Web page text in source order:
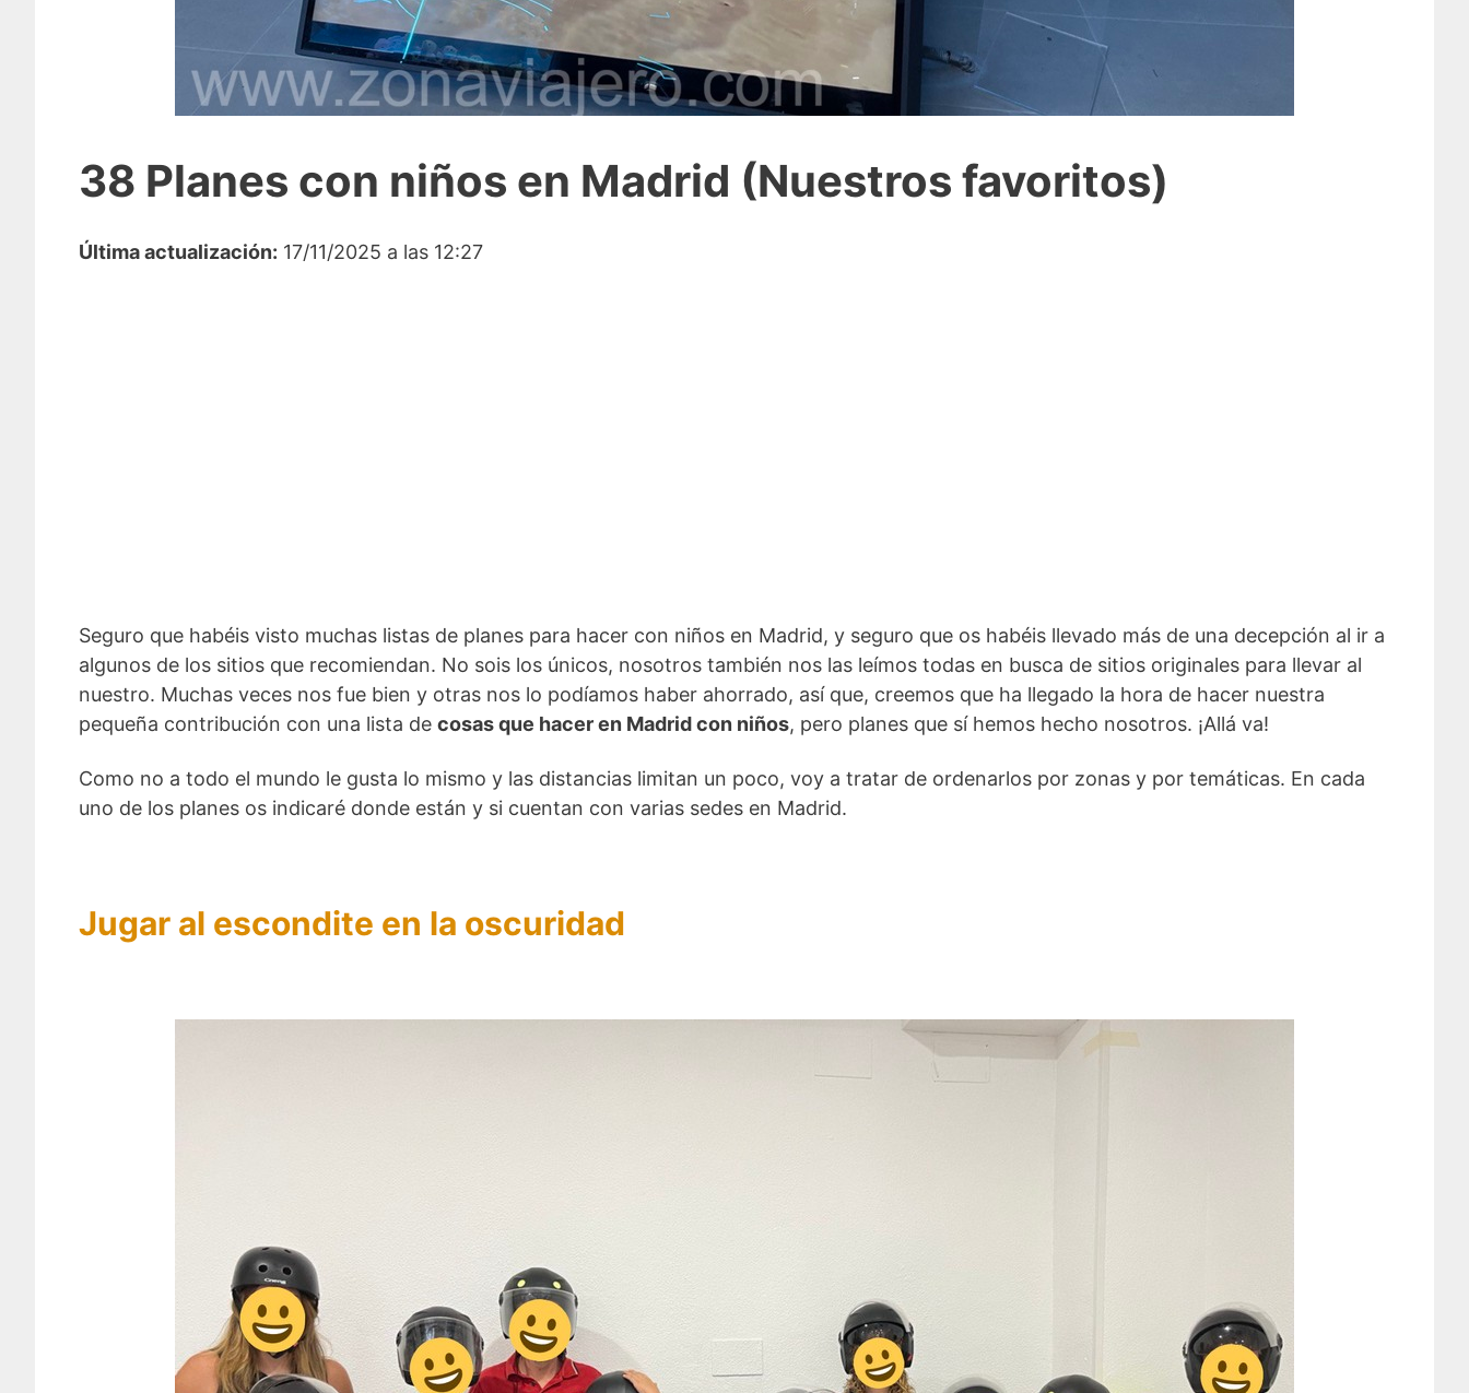
38 Planes con niños en Madrid (Nuestros favoritos)
Última actualización: 17/11/2025 a las 12:27
Seguro que habéis visto muchas listas de planes para hacer con niños en Madrid, y seguro que os habéis llevado más de una decepción al ir a
algunos de los sitios que recomiendan. No sois los únicos, nosotros también nos las leímos todas en busca de sitios originales para llevar al
nuestro. Muchas veces nos fue bien y otras nos lo podíamos haber ahorrado, así que, creemos que ha llegado la hora de hacer nuestra
pequeña contribución con una lista de cosas que hacer en Madrid con niños, pero planes que sí hemos hecho nosotros. ¡Allá va!
Como no a todo el mundo le gusta lo mismo y las distancias limitan un poco, voy a tratar de ordenarlos por zonas y por temáticas. En cada
uno de los planes os indicaré donde están y si cuentan con varias sedes en Madrid.
Jugar al escondite en la oscuridad